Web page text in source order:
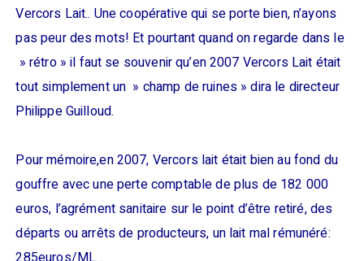
Vercors Lait.. Une coopérative qui se porte bien, n’ayons
pas peur des mots! Et pourtant quand on regarde dans le
» rétro » il faut se souvenir qu’en 2007 Vercors Lait était
tout simplement un » champ de ruines » dira le directeur
Philippe Guilloud.
Pour mémoire,en 2007, Vercors lait était bien au fond du
gouffre avec une perte comptable de plus de 182 000
euros, l’agrément sanitaire sur le point d’être retiré, des
départs ou arrêts de producteurs, un lait mal rémunéré: